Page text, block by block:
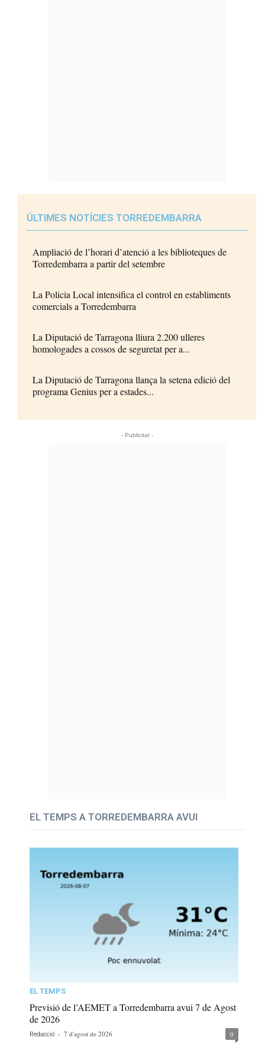
ÚLTIMES NOTÍCIES TORREDEMBARRA
Ampliació de l’horari d’atenció a les biblioteques de
Torredembarra a partir del setembre
La Policia Local intensifica el control en establiments
comercials a Torredembarra
La Diputació de Tarragona lliura 2.200 ulleres
homologades a cossos de seguretat per a...
La Diputació de Tarragona llança la setena edició del
programa Genius per a estades...
- Publicitat -
EL TEMPS A TORREDEMBARRA AVUI
EL TEMPS
Previsió de l’AEMET a Torredembarra avui 7 de Agost
de 2026
Redacció - 7 d'agost de 2026 0